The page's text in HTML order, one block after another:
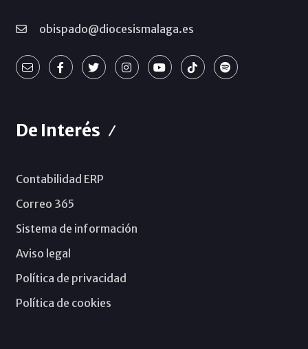
obispado@diocesismalaga.es
De Interés
Contabilidad ERP
Correo 365
Sistema de información
Aviso legal
Política de privacidad
Política de cookies